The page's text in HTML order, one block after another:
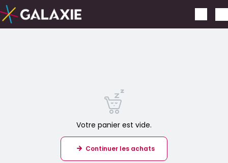
Aller au contenu principal
Votre panier est vide.
Continuer les achats